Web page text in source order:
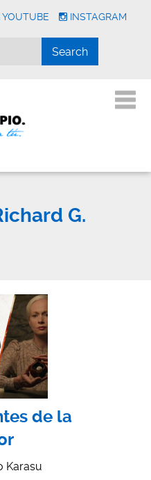
YOUTUBE INSTAGRAM
G.
de la
Karasu